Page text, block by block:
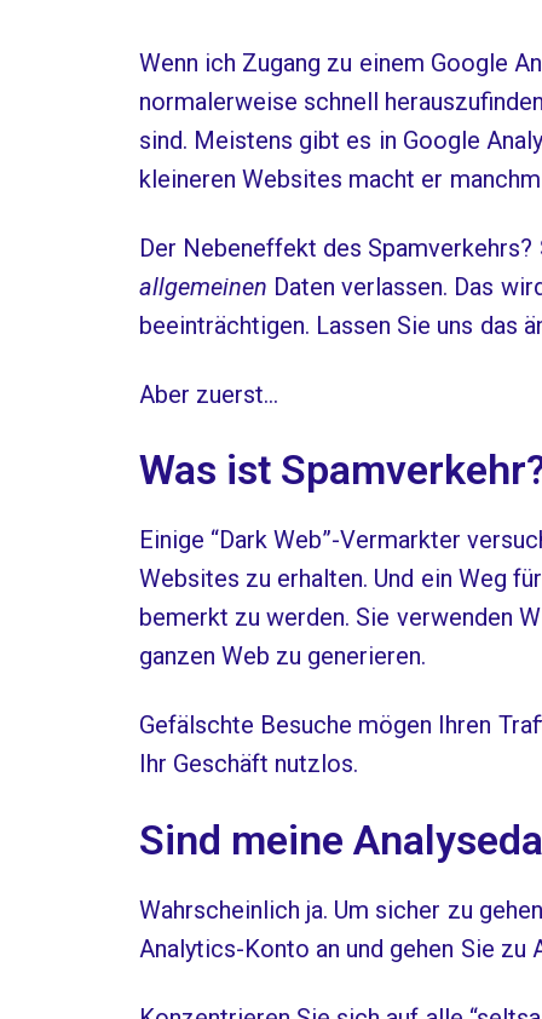
Wenn ich Zugang zu einem Google
normalerweise schnell
sind. Meistens gibt es in Google
kleineren Websites macht er
Der Nebeneffekt des
allgemeinen Daten verlassen. Das
beeinträchtigen. Lassen Sie uns das
Aber zuerst…
Was ist
Einige “Dark Web”-Vermarkter
Websites zu erhalten. Und ein Weg
bemerkt zu werden. Sie verwenden
ganzen Web zu generieren.
Gefälschte Besuche mögen Ihren
Ihr Geschäft nutzlos.
Sind meine
Wahrscheinlich ja. Um sicher zu
Analytics-Konto an und gehen Sie